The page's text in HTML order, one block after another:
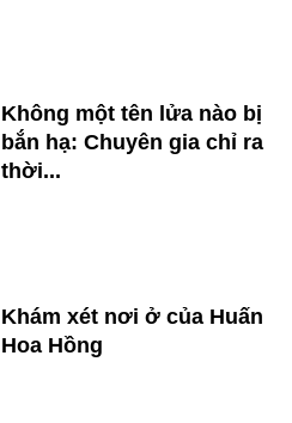
Không một tên lửa nào bị
bắn hạ: Chuyên gia chỉ ra
thời...
Khám xét nơi ở của Huấn
Hoa Hồng